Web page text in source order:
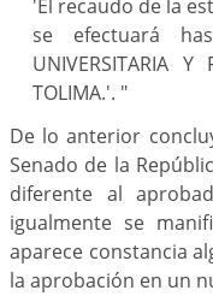
se efectuará
UNIVERSITARIA
TOLIMA.'. "
De lo anterior
Senado de la
diferente al
igualmente se
aparece constancia
la aprobación en un